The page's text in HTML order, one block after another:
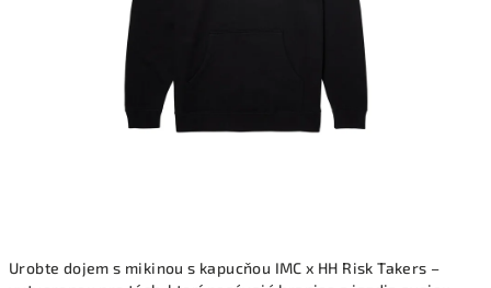
Urobte dojem s mikinou s kapucňou IMC x HH Risk Takers –